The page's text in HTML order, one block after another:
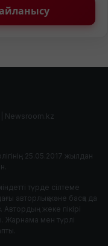
| Newsroom.kz
25.05.2017 жылдан
түрде сілтеме
авторлық және басқа да
Автордың жеке пікірі
Жарнама мен түрлі